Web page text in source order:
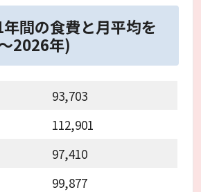
間の食費と月平均を
2026年)
93,703
112,901
97,410
99,877